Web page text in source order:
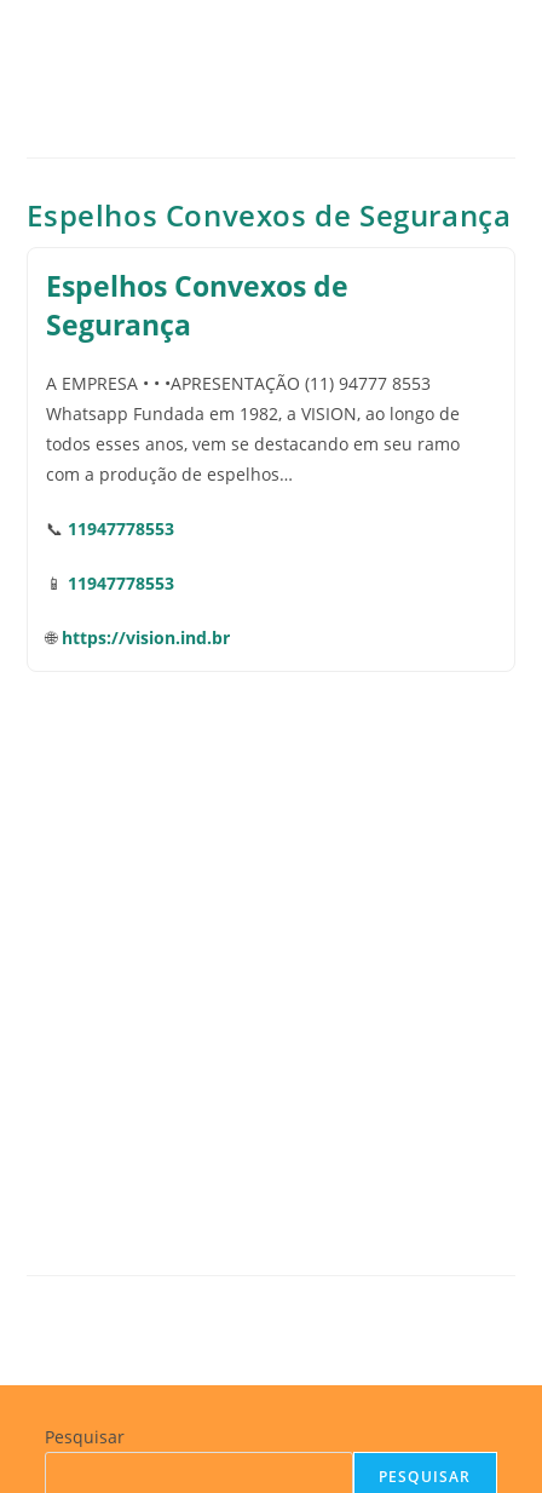
Espelhos Convexos de Segurança
Espelhos Convexos de
Segurança
A EMPRESA • • •APRESENTAÇÃO (11) 94777 8553
Whatsapp Fundada em 1982, a VISION, ao longo de
todos esses anos, vem se destacando em seu ramo
com a produção de espelhos…
📞 11947778553
📱 11947778553
🌐 https://vision.ind.br
Pesquisar
PESQUISAR